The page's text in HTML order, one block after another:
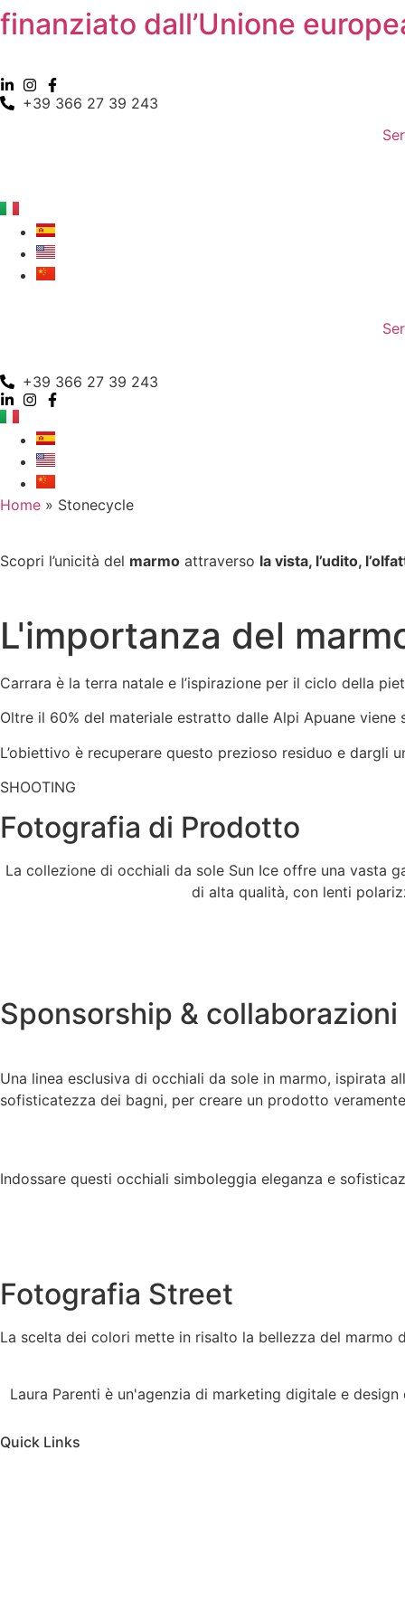
Vai
al
finanziato dall’Unione
+39 366 27 39 243
+39 366 27 39 243
Home » Stonecycle
Scopri l’unicità del marmo attraverso la vista, l’udito,
L'importanza del
Carrara è la terra natale e l’ispirazione per il ciclo della
Oltre il 60% del materiale estratto dalle Alpi Apuane
L’obiettivo è recuperare questo prezioso residuo e dargli
SHOOTING
Fotografia di Prodotto
La collezione di occhiali da sole Sun Ice offre una vasta
di alta qualità, con lenti
Sponsorship & collaborazioni
Una linea esclusiva di occhiali da sole in marmo, ispirata
sofisticatezza dei bagni, per creare un prodotto
Indossare questi occhiali simboleggia eleganza e
Fotografia Street
La scelta dei colori mette in risalto la bellezza del marmo
Laura Parenti è un'agenzia di marketing digitale e
Quick Links